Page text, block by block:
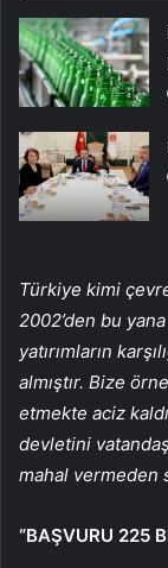
Türkiye kimi
2002’den bu yana
yatırımların
almıştır. Bize
etmekte aciz
devletini
mahal vermeden
“BAŞVURU 225